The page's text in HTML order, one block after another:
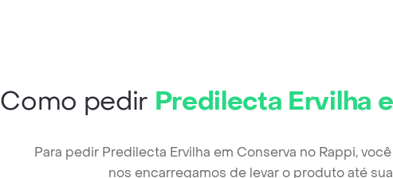
Como pedir Predilecta Ervilha
Para pedir Predilecta Ervilha em Conserva no Rappi,
nos encarregamos de levar o produto até